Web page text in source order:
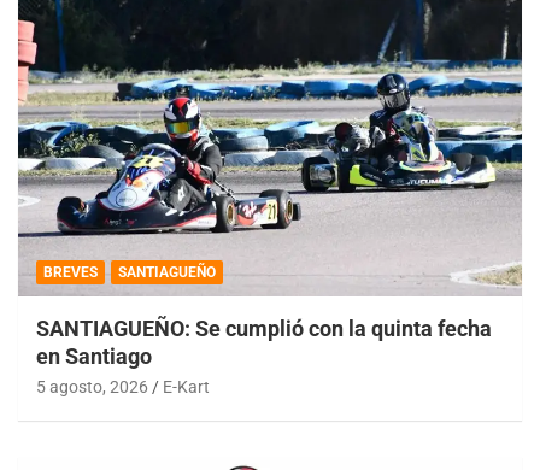
BREVES SANTIAGUEÑO
SANTIAGUEÑO: Se cumplió con la quinta fecha
en Santiago
5 agosto, 2026 E-Kart